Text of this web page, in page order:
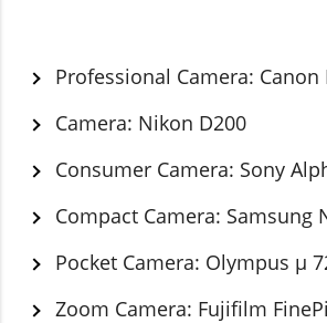
Professional Camera: Canon
Camera: Nikon D200
Consumer Camera: Sony
Compact Camera: Samsung
Pocket Camera: Olympus µ
Zoom Camera: Fujifilm